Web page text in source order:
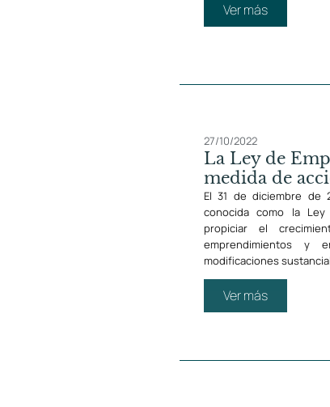
Ver más
27/10/2022
La Ley de
medida de
El 31 de diciembre de
conocida como la Ley
propiciar el
emprendimientos y
modificaciones
Ver más